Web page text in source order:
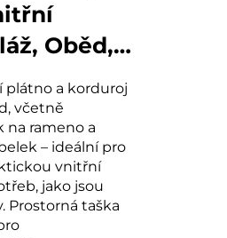
Oběd,
plátno a korduroj
včetně
rameno a
– ideální pro
vnitřní
jako jsou
Prostorná taška